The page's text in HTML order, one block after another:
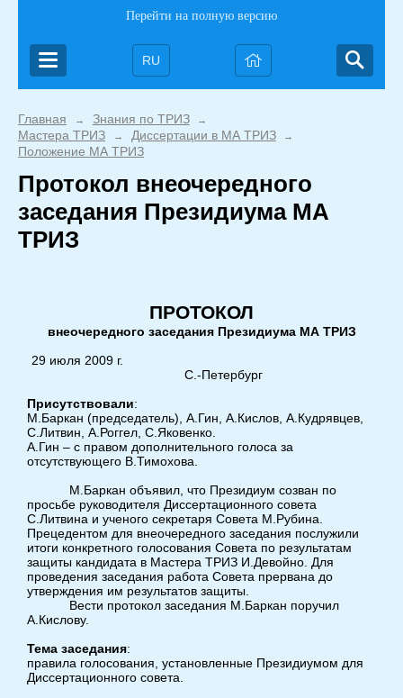
Перейти на полную версию
RU
Главная → Знания по ТРИЗ →
Мастера ТРИЗ → Диссертации в МА ТРИЗ →
Положение МА ТРИЗ
Протокол внеочередного
заседания Президиума МА
ТРИЗ
ПРОТОКОЛ
внеочередного заседания Президиума МА ТРИЗ
29 июля 2009 г.
С.-Петербург
Присутствовали:
М.Баркан (председатель), А.Гин, А.Кислов, А.Кудрявцев,
С.Литвин, А.Роггел, С.Яковенко.
А.Гин – с правом дополнительного голоса за
отсутствующего В.Тимохова.
М.Баркан объявил, что Президиум созван по
просьбе руководителя Диссертационного совета
С.Литвина и ученого секретаря Совета М.Рубина.
Прецедентом для внеочередного заседания послужили
итоги конкретного голосования Совета по результатам
защиты кандидата в Мастера ТРИЗ И.Девойно. Для
проведения заседания работа Совета прервана до
утверждения им результатов защиты.
Вести протокол заседания М.Баркан поручил
А.Кислову.
Тема заседания:
правила голосования, установленные Президиумом для
Диссертационного совета.